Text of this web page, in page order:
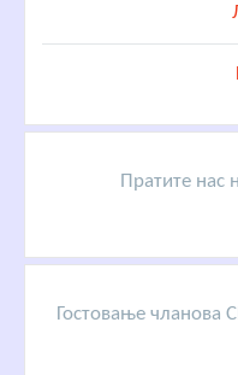
Пратите нас
Гостовање чланова